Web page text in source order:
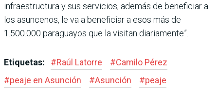
infraestructura y sus servicios, además de beneficiar a
los asuncenos, le va a beneficiar a esos más de
1.500.000 paraguayos que la visitan diariamente”.
Etiquetas: #Raúl Latorre #Camilo Pérez
#peaje en Asunción #Asunción #peaje